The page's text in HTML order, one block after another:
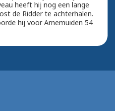
heeft hij nog een lange
de Ridder te achterhalen.
hij voor Arnemuiden 54